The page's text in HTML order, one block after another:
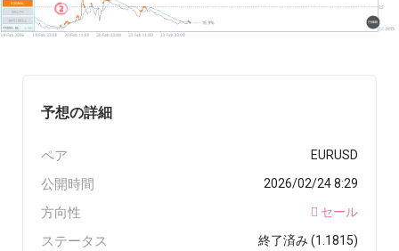
予想の詳細
ペア EURUSD
公開時間 2026/02/24 8:29
方向性 セール
ステータス 終了済み (1.1815)